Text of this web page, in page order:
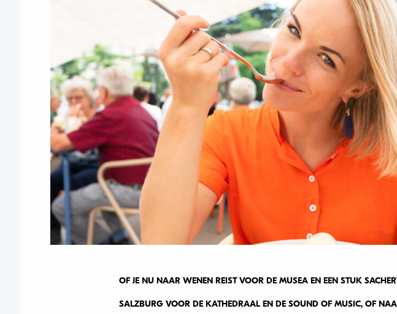
OF JE NU NAAR WENEN REIST VOOR DE MUSEA EN EEN STUK
SALZBURG VOOR DE KATHEDRAAL EN DE SOUND OF MUSIC, OF